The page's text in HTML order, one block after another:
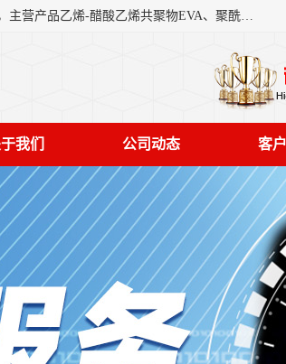
东莞市恒屹国际贸易有限公司（简称：恒屹国际）是一家石化原料综合营销服务商，主营产品乙烯-醋酸乙烯共聚物EVA、聚酰胺PA（尼龙）、醚酯型热塑弹性体TPEE等，公司秉承以市场为导向的战略思想，致力于大宗石化原料在中国市场的营销服务业务，为客户提供一站式的全面服务。
我们 公司动态 客